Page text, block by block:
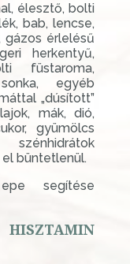
élesztő, bolti
bab, lencse,
gázos érlelésű
herkentyű,
füstaroma,
egyéb
„dúsított”
mák, dió,
gyümölcs
büntetlenül.
segítése